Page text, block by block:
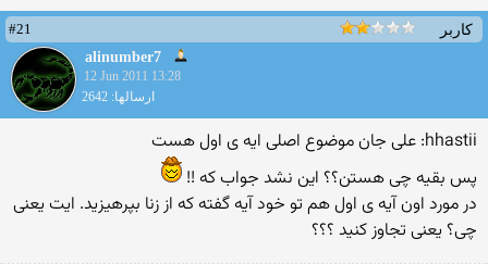
کاربر
#21
alinumber7
12 Jun 2011 13:28
ارسالها: 2642
hhastii: علی جان موضوع اصلی ایه ی اول هست
پس بقیه چی هستن؟؟ این نشد جواب كه !!
در مورد اون آیه ی اول هم تو خود آیه گفته كه از زنا بپرهیزید. ایت یعنی
چی؟ یعنی تجاوز كنید ؟؟؟